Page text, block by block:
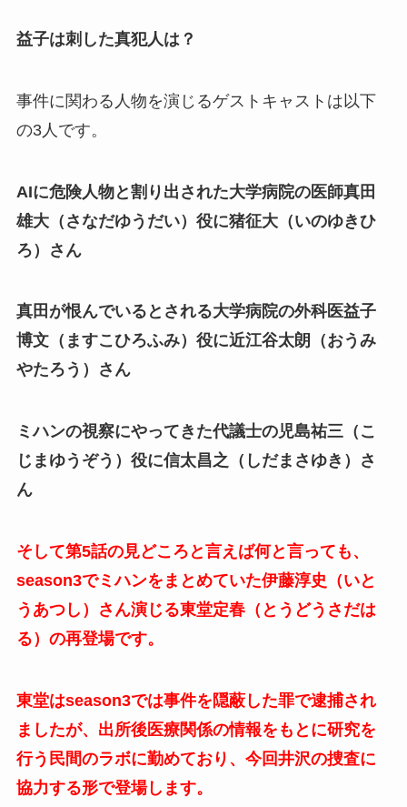
益子は刺した真犯人は？
事件に関わる人物を演じるゲストキャストは以下
の3人です。
AIに危険人物と割り出された大学病院の医師真田
雄大（さなだゆうだい）役に猪征大（いのゆきひ
ろ）さん
真田が恨んでいるとされる大学病院の外科医益子
博文（ますこひろふみ）役に近江谷太朗（おうみ
やたろう）さん
ミハンの視察にやってきた代議士の児島祐三（こ
じまゆうぞう）役に信太昌之（しだまさゆき）さ
ん
そして第5話の見どころと言えば何と言っても、
season3でミハンをまとめていた伊藤淳史（いと
うあつし）さん演じる東堂定春（とうどうさだは
る）の再登場です。
東堂はseason3では事件を隠蔽した罪で逮捕され
ましたが、出所後医療関係の情報をもとに研究を
行う民間のラボに勤めており、今回井沢の捜査に
協力する形で登場します。